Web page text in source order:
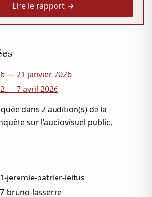
Lire le rapport →
— 21 janvier 2026
— 7 avril 2026
dans 2 audition(s) de la
sur l’audiovisuel public.
jeremie-patrier-leitus
bruno-lasserre